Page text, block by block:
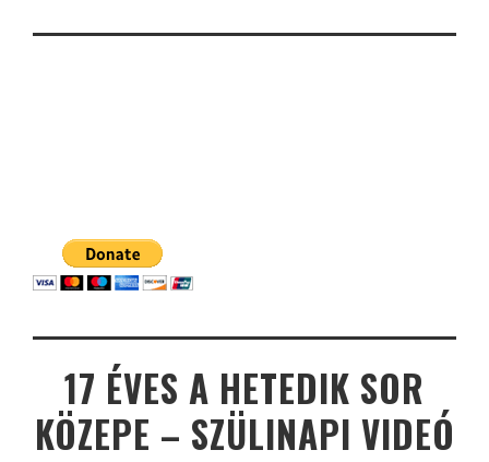
17 ÉVES A HETEDIK SOR
KÖZEPE – SZÜLINAPI VIDEÓ